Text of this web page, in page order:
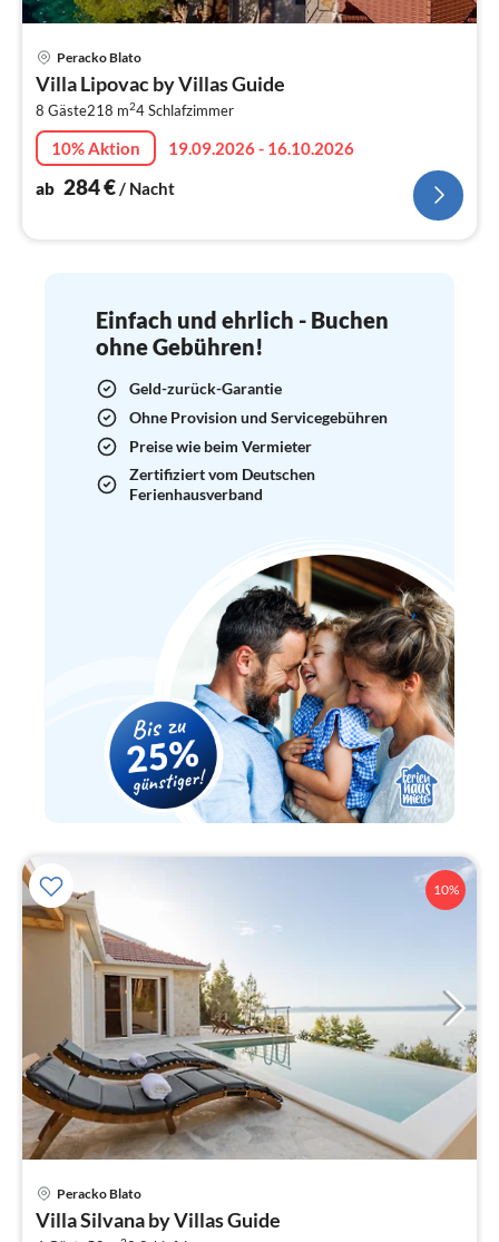
Peracko Blato
Villa Lipovac by Villas Guide
8 Gäste218 m24Schlafzimmer
10% Aktion
19.09.2026 - 16.10.2026
ab 284€/ Nacht
Einfach und ehrlich - Buchen
ohne Gebühren!
Geld-zurück-Garantie
Ohne Provision und Servicegebühren
Preise wie beim Vermieter
Zertifiziert vom Deutschen
Ferienhausverband
10%
Peracko Blato
Villa Silvana by Villas Guide